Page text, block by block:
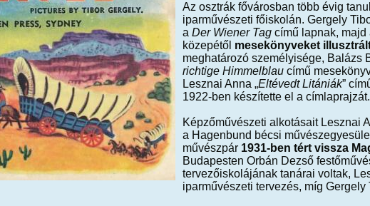
Az osztrák fővárosban több évig
iparművészeti főiskolán. Gergely
a Der Wiener Tag című lapnak, majd
közepétől mesekönyveket
meghatározó személyisége, Balázs
richtige Himmelblau című
Lesznai Anna „Eltévedt Litániák”
1922-ben készítette el a címlaprajzát.
Képzőművészeti alkotásait Lesznai
a Hagenbund bécsi
művészpár 1931-ben tért vissza
Budapesten Orbán Dezső
tervezőiskolájának tanárai voltak,
iparművészeti tervezés, míg